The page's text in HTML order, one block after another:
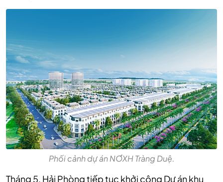
Phối cảnh dự án NƠXH Tràng Duệ.
Tháng 5, Hải Phòng tiếp tục khởi công Dự án khu